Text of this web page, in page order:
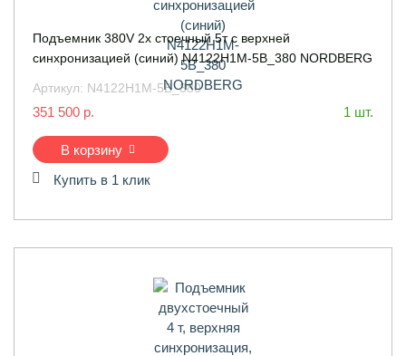
Подъемник 380V 2х стоечный 5т с верхней
синхронизацией (синий) N4122H1M-5B_380 NORDBERG
Артикул: N4122H1M-5B_380
351 500 р. 1 шт.
В корзину
Купить в 1 клик